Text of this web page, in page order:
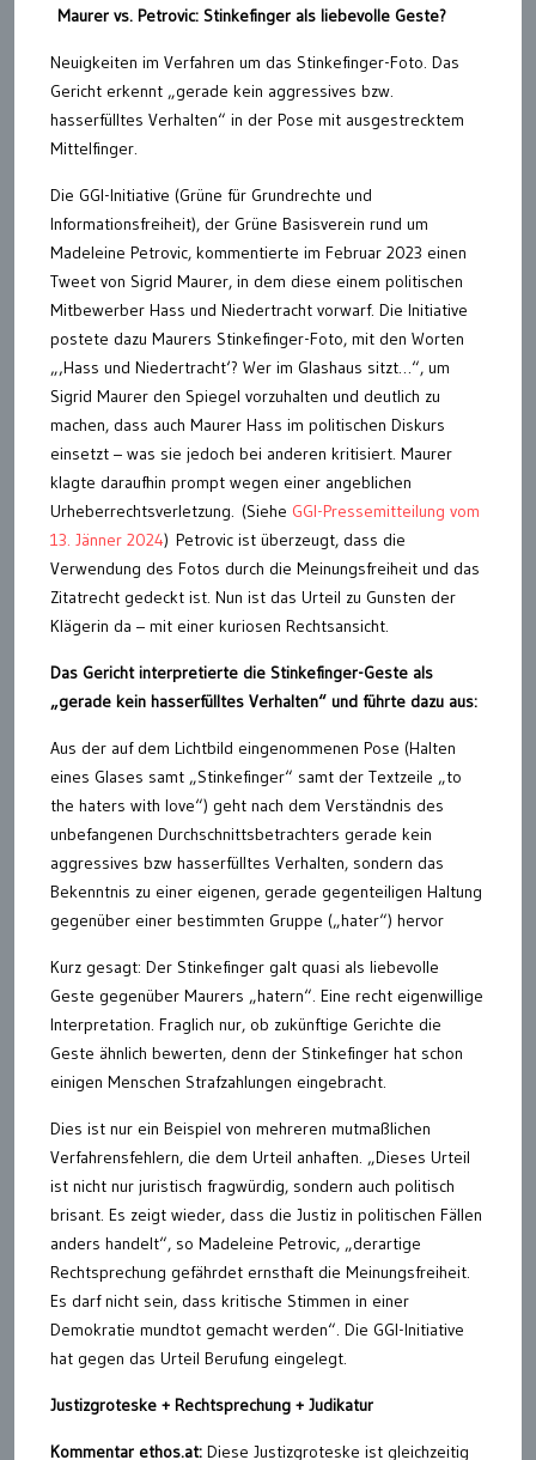
Maurer vs. Petrovic: Stinkefinger als liebevolle Geste?
Neuigkeiten im Verfahren um das Stinkefinger-Foto. Das
Gericht erkennt „gerade kein aggressives bzw.
hasserfülltes Verhalten“ in der Pose mit ausgestrecktem
Mittelfinger.
Die GGI-Initiative (Grüne für Grundrechte und
Informationsfreiheit), der Grüne Basisverein rund um
Madeleine Petrovic, kommentierte im Februar 2023 einen
Tweet von Sigrid Maurer, in dem diese einem politischen
Mitbewerber Hass und Niedertracht vorwarf. Die Initiative
postete dazu Maurers Stinkefinger-Foto, mit den Worten
„‚Hass und Niedertracht‘? Wer im Glashaus sitzt…“, um
Sigrid Maurer den Spiegel vorzuhalten und deutlich zu
machen, dass auch Maurer Hass im politischen Diskurs
einsetzt – was sie jedoch bei anderen kritisiert. Maurer
klagte daraufhin prompt wegen einer angeblichen
Urheberrechtsverletzung. (Siehe GGI-Pressemitteilung vom
13. Jänner 2024) Petrovic ist überzeugt, dass die
Verwendung des Fotos durch die Meinungsfreiheit und das
Zitatrecht gedeckt ist. Nun ist das Urteil zu Gunsten der
Klägerin da – mit einer kuriosen Rechtsansicht.
Das Gericht interpretierte die Stinkefinger-Geste als
„gerade kein hasserfülltes Verhalten“ und führte dazu aus:
Aus der auf dem Lichtbild eingenommenen Pose (Halten
eines Glases samt „Stinkefinger“ samt der Textzeile „to
the haters with love“) geht nach dem Verständnis des
unbefangenen Durchschnittsbetrachters gerade kein
aggressives bzw hasserfülltes Verhalten, sondern das
Bekenntnis zu einer eigenen, gerade gegenteiligen Haltung
gegenüber einer bestimmten Gruppe („hater“) hervor
Kurz gesagt: Der Stinkefinger galt quasi als liebevolle
Geste gegenüber Maurers „hatern“. Eine recht eigenwillige
Interpretation. Fraglich nur, ob zukünftige Gerichte die
Geste ähnlich bewerten, denn der Stinkefinger hat schon
einigen Menschen Strafzahlungen eingebracht.
Dies ist nur ein Beispiel von mehreren mutmaßlichen
Verfahrensfehlern, die dem Urteil anhaften. „Dieses Urteil
ist nicht nur juristisch fragwürdig, sondern auch politisch
brisant. Es zeigt wieder, dass die Justiz in politischen Fällen
anders handelt“, so Madeleine Petrovic, „derartige
Rechtsprechung gefährdet ernsthaft die Meinungsfreiheit.
Es darf nicht sein, dass kritische Stimmen in einer
Demokratie mundtot gemacht werden“. Die GGI-Initiative
hat gegen das Urteil Berufung eingelegt.
Justizgroteske + Rechtsprechung + Judikatur
Kommentar ethos.at: Diese Justizgroteske ist gleichzeitig